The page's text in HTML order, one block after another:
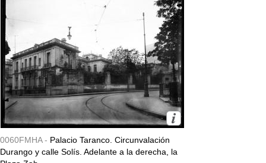
0060FMHA - Palacio Taranco. Circunvalación
Durango y calle Solís. Adelante a la derecha, la